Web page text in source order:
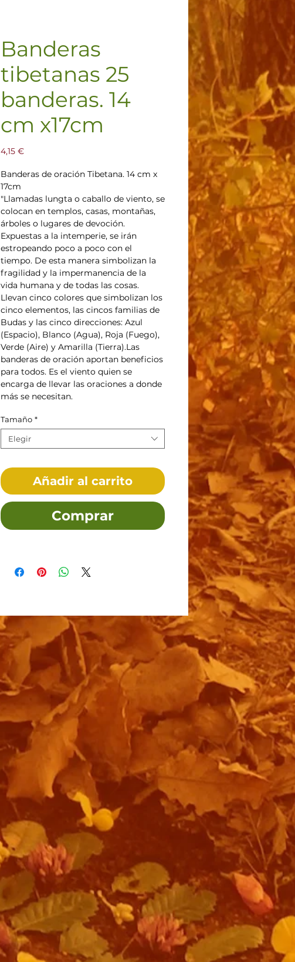
Banderas
tibetanas 25
banderas. 14
cm x17cm
4,15 €Precio
Banderas de oración Tibetana. 14 cm x
17cm
"Llamadas lungta o caballo de viento, se
colocan en templos, casas, montañas,
árboles o lugares de devoción.
Expuestas a la intemperie, se irán
estropeando poco a poco con el
tiempo. De esta manera simbolizan la
fragilidad y la impermanencia de la
vida humana y de todas las cosas.
Llevan cinco colores que simbolizan los
cinco elementos, las cincos familias de
Budas y las cinco direcciones: Azul
(Espacio), Blanco (Agua), Roja (Fuego),
Verde (Aire) y Amarilla (Tierra).Las
banderas de oración aportan beneficios
para todos. Es el viento quien se
encarga de llevar las oraciones a donde
más se necesitan.
Tamaño *
Elegir
Añadir al carrito
Comprar